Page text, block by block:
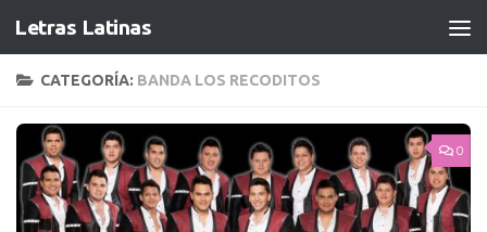
Letras Latinas
CATEGORÍA: BANDA LOS RECODITOS
0